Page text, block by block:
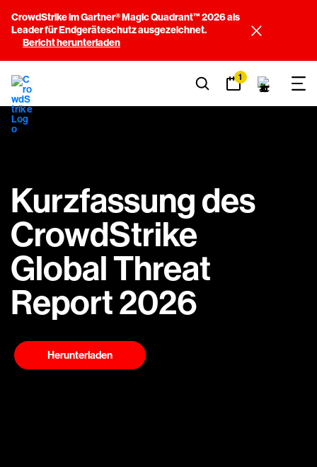
CrowdStrike im Gartner® Magic Quadrant™ 2026 als
Leader für Endgeräteschutz ausgezeichnet.
Bericht herunterladen
1
Kurzfassung des
CrowdStrike
Global Threat
Report 2026
Herunterladen